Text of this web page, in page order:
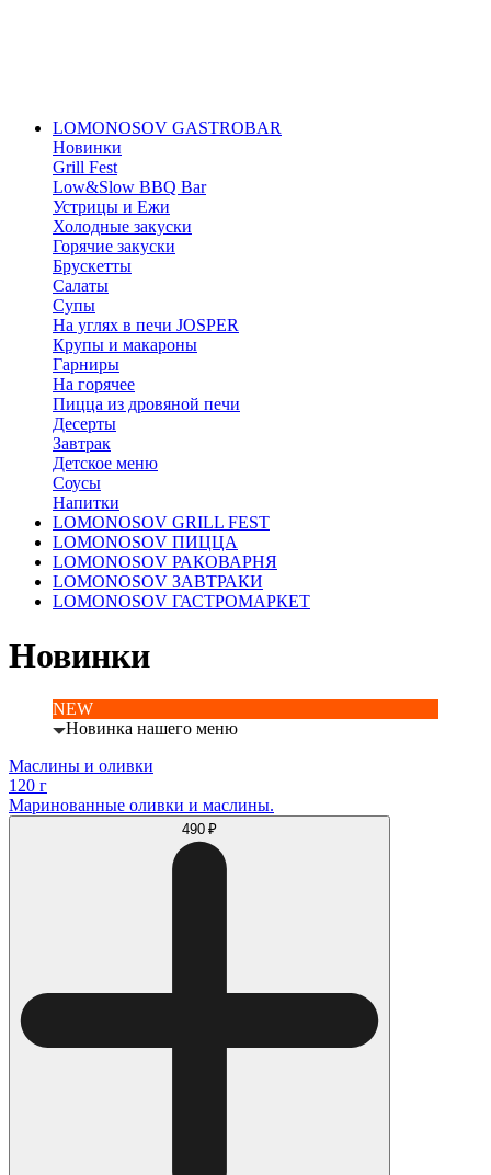
LOMONOSOV GASTROBAR
Новинки
Grill Fest
Low&Slow BBQ Bar
Устрицы и Ежи
Холодные закуски
Горячие закуски
Брускетты
Салаты
Супы
На углях в печи JOSPER
Крупы и макароны
Гарниры
На горячее
Пицца из дровяной печи
Десерты
Завтрак
Детское меню
Соусы
Напитки
LOMONOSOV GRILL FEST
LOMONOSOV ПИЦЦА
LOMONOSOV РАКОВАРНЯ
LOMONOSOV ЗАВТРАКИ
LOMONOSOV ГАСТРОМАРКЕТ
Новинки
NEW
Новинка нашего меню
Маслины и оливки
120 г
Маринованные оливки и маслины.
490 ₽